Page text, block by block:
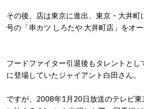
その後、店は東京に進出、東京・大井町
号の「串カツ しろたや 大井町店」をオー
フードファイター引退後もタレントとし
に登場していたジャイアント白田さん。
ですが、2008年1月20日放送のテレビ